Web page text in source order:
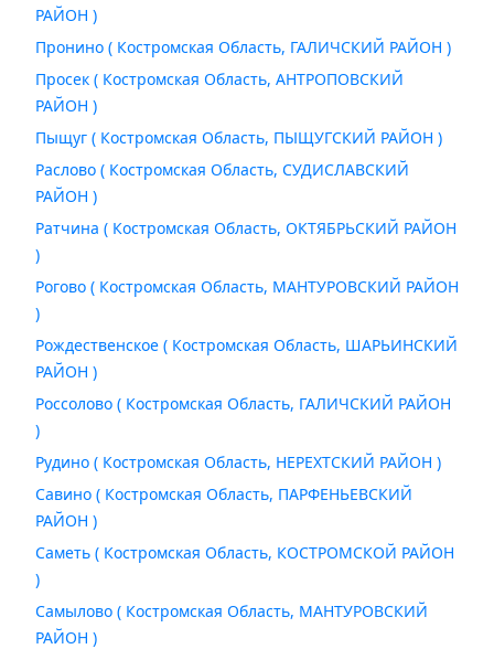
РАЙОН )
Пронино ( Костромская Область, ГАЛИЧСКИЙ РАЙОН )
Просек ( Костромская Область, АНТРОПОВСКИЙ
РАЙОН )
Пыщуг ( Костромская Область, ПЫЩУГСКИЙ РАЙОН )
Раслово ( Костромская Область, СУДИСЛАВСКИЙ
РАЙОН )
Ратчина ( Костромская Область, ОКТЯБРЬСКИЙ РАЙОН
)
Рогово ( Костромская Область, МАНТУРОВСКИЙ РАЙОН
)
Рождественское ( Костромская Область, ШАРЬИНСКИЙ
РАЙОН )
Россолово ( Костромская Область, ГАЛИЧСКИЙ РАЙОН
)
Рудино ( Костромская Область, НЕРЕХТСКИЙ РАЙОН )
Савино ( Костромская Область, ПАРФЕНЬЕВСКИЙ
РАЙОН )
Саметь ( Костромская Область, КОСТРОМСКОЙ РАЙОН
)
Самылово ( Костромская Область, МАНТУРОВСКИЙ
РАЙОН )